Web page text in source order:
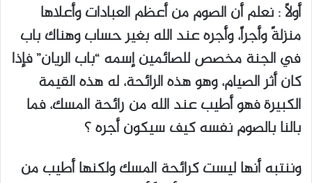
أولاً : نعلم أن الصوم من أعظم العبادات وأعلاها
منزلةً وأجراً، وأجره عند الله بغير حساب وهناك باب
في الجنة مخصص للصائمين إسمه “باب الريان” فإذا
كان أثر الصيام، وهو هذه الرائحة، له هذه القيمة
الكبيرة فهو أطيب عند الله من رائحة المسك، فما
بالنا بالصوم نفسه كيف سيكون أجره ؟
وننتبه أنها ليست كرائحة المسك ولكنها أطيب من